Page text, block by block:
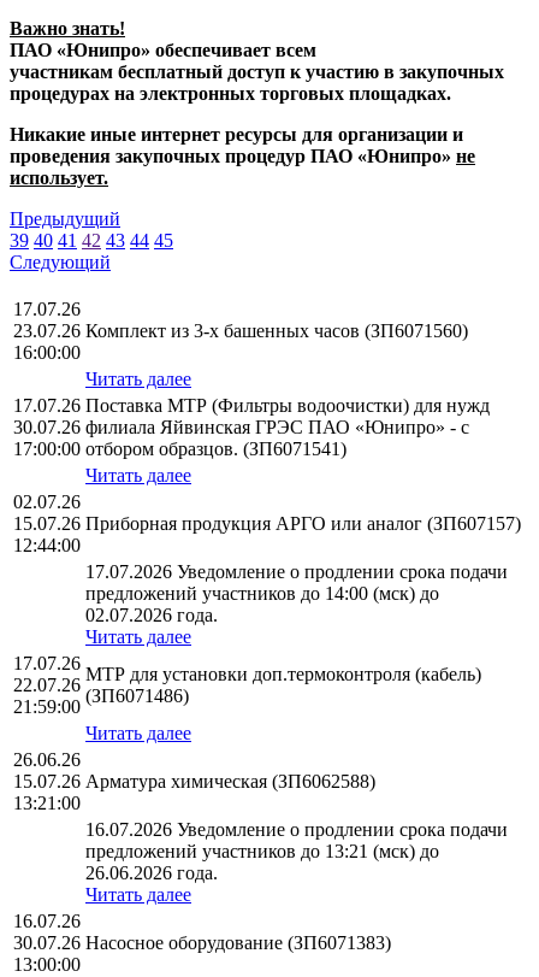
Важно знать!
ПАО «Юнипро» обеспечивает всем
участникам бесплатный доступ к участию в закупочных
процедурах на электронных торговых площадках.
Никакие иные интернет ресурсы для организации и
проведения закупочных процедур ПАО «Юнипро» не
использует.
Предыдущий
39 40 41 42 43 44 45
Следующий
17.07.26
23.07.26
16:00:00
Комплект из 3-х башенных часов (ЗП6071560)
Читать далее
17.07.26
30.07.26
17:00:00
Поставка МТР (Фильтры водоочистки) для нужд
филиала Яйвинская ГРЭС ПАО «Юнипро» - с
отбором образцов. (ЗП6071541)
Читать далее
02.07.26
15.07.26
12:44:00
Приборная продукция АРГО или аналог (ЗП607157)
17.07.2026 Уведомление о продлении срока подачи
предложений участников до 14:00 (мск) до
02.07.2026 года.
Читать далее
17.07.26
22.07.26
21:59:00
МТР для установки доп.термоконтроля (кабель)
(ЗП6071486)
Читать далее
26.06.26
15.07.26
13:21:00
Арматура химическая (ЗП6062588)
16.07.2026 Уведомление о продлении срока подачи
предложений участников до 13:21 (мск) до
26.06.2026 года.
Читать далее
16.07.26
30.07.26
13:00:00
Насосное оборудование (ЗП6071383)